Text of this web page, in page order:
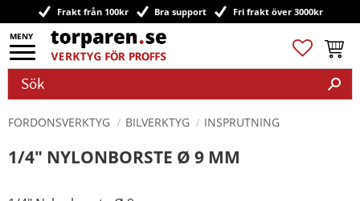
Meny
Frakt från 100kr Bra support Fri frakt över 3000kr
Favoriter
FORDONSVERKTYG BILVERKTYG INSPRUTNING
1/4" NYLONBORSTE Ø 9 MM